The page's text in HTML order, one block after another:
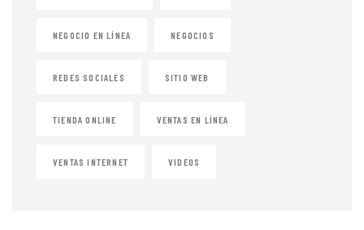
NEGOCIO EN LÍNEA NEGOCIOS
REDES SOCIALES SITIO WEB
TIENDA ONLINE VENTAS EN LÍNEA
VENTAS INTERNET VIDEOS